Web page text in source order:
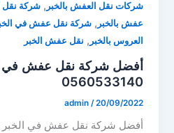
شركات نقل العفش بالخبر ,شركة نقل
عفش بالخبر ,شركة نقل عفش في
العروس بالخبر , نقل عفش الخبر
أفضل شركة نقل عفش في
0560533140
admin /20/09/2022
أفضل شركة نقل عفش في الخبر